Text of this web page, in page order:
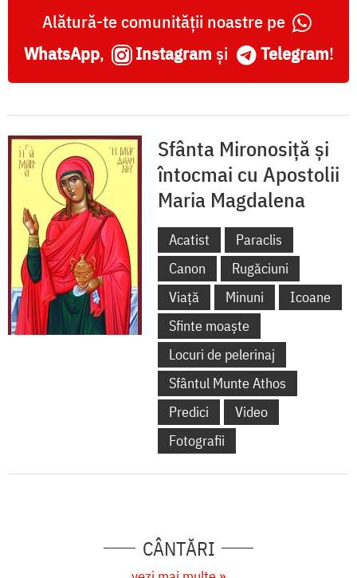
Alătură-te comunității noastre pe
WhatsApp, Instagram și Telegram!
Sfânta Mironosiță și
întocmai cu Apostolii
Maria Magdalena
Acatist
Paraclis
Canon
Rugăciuni
Viață
Minuni
Icoane
Sfinte moaște
Locuri de pelerinaj
Sfântul Munte Athos
Predici
Video
Fotografii
CÂNTĂRI